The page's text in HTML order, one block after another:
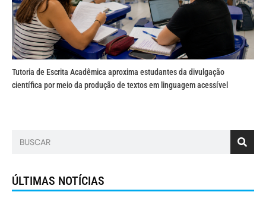
Tutoria de Escrita Acadêmica aproxima estudantes da divulgação
científica por meio da produção de textos em linguagem acessível
ÚLTIMAS NOTÍCIAS